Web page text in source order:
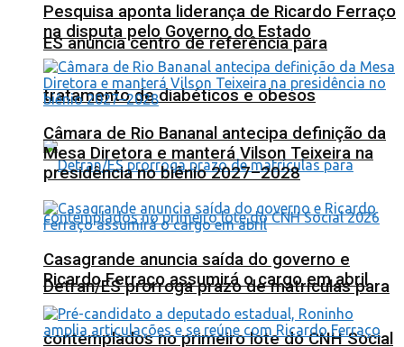
ES anuncia centro de referência para
tratamento de diabéticos e obesos
Detran/ES prorroga prazo de matrículas para
contemplados no primeiro lote do CNH Social
Pesquisa aponta liderança de Ricardo Ferraço
na disputa pelo Governo do Estado
Câmara de Rio Bananal antecipa definição da
Mesa Diretora e manterá Vilson Teixeira na
presidência no biênio 2027–2028
Casagrande anuncia saída do governo e
Ricardo Ferraço assumirá o cargo em abril